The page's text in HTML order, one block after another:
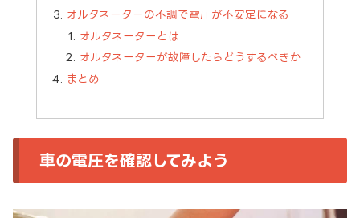
オルタネーターの不調で電圧が不安定になる
オルタネーターとは
オルタネーターが故障したらどうするべきか
まとめ
車の電圧を確認してみよう